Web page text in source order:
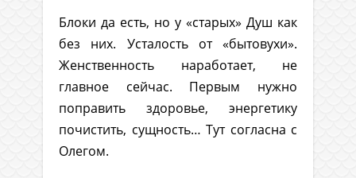
Блоки да есть, но у «старых» Душ как
без них. Усталость от «бытовухи».
Женственность наработает, не
главное сейчас. Первым нужно
поправить здоровье, энергетику
почистить, сущность… Тут согласна с
Олегом.